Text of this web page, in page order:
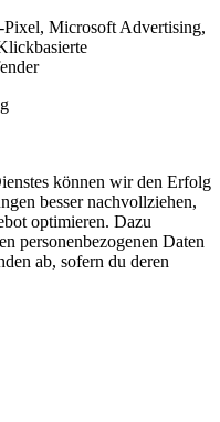
Microsoft Advertising,
können wir den Erfolg
besser nachvollziehen,
optimieren. Dazu
personenbezogenen Daten
ab, sofern du deren